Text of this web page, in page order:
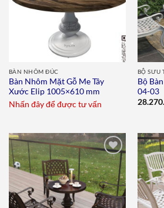
BÀN NHÔM ĐÚC
Bàn Nhôm Mặt Gỗ Me Tây
Xước Elip 1005×610 mm
Nhấn đây để được tư vấn
BỘ SƯU
Bộ
04-03
Add to
wishlist